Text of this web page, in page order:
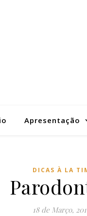
Apresentação
DICAS À LA
18 de Março,